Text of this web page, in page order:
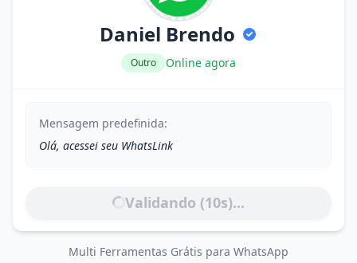
Daniel Brendo
Outro Online agora
Mensagem predefinida:
Olá, acessei seu WhatsLink
Validando (10s)...
Multi Ferramentas Grátis para WhatsApp